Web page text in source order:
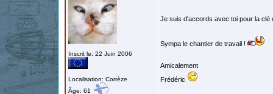
Inscrit le: 22 Juin 2006
Localisation: Corrèze
Âge: 61
Je suis d'accords avec toi pour la clé
Sympa le chantier de travail !
Amicalement
Frédéric